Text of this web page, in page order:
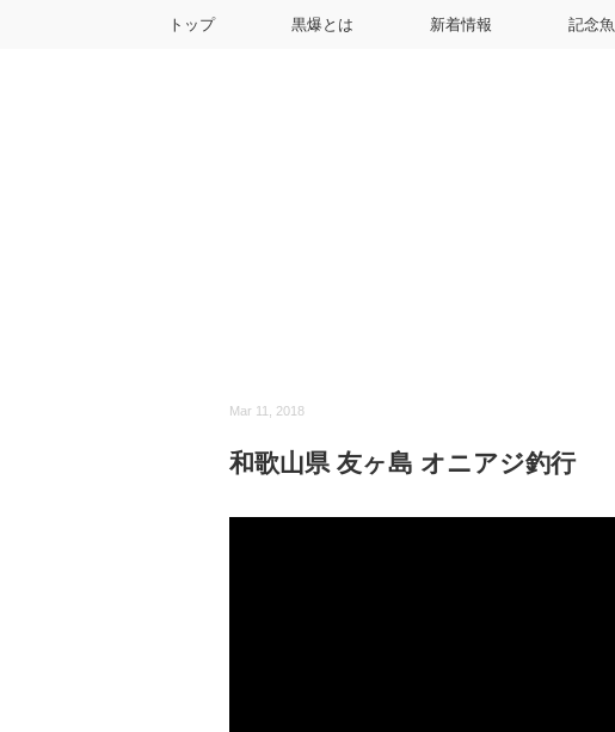
トップ 黒爆とは 新着情報 記念魚
Mar 11, 2018
和歌山県 友ヶ島 オニアジ釣行